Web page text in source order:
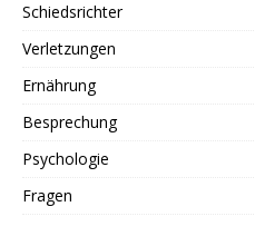
Schiedsrichter
Verletzungen
Ernährung
Besprechung
Psychologie
Fragen